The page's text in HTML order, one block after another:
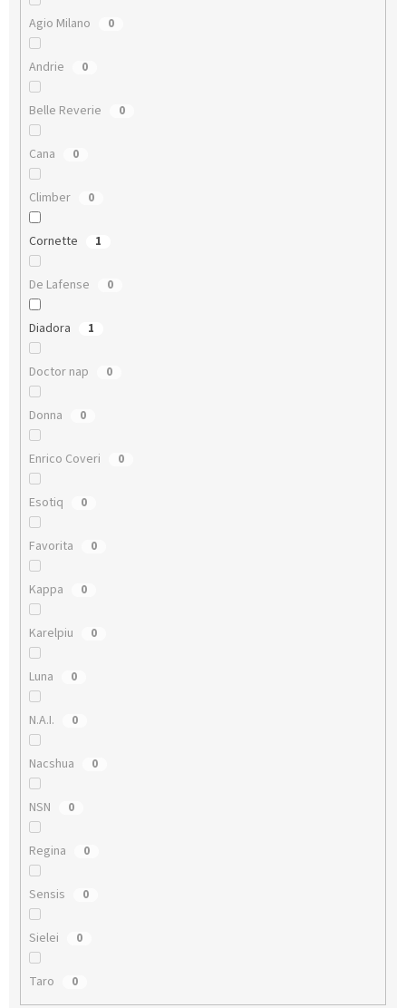
Agio Milano 0
Andrie 0
Belle Reverie 0
Cana 0
Climber 0
Cornette 1
De Lafense 0
Diadora 1
Doctor nap 0
Donna 0
Enrico Coveri 0
Esotiq 0
Favorita 0
Kappa 0
Karelpiu 0
Luna 0
N.A.I. 0
Nacshua 0
NSN 0
Regina 0
Sensis 0
Sielei 0
Taro 0